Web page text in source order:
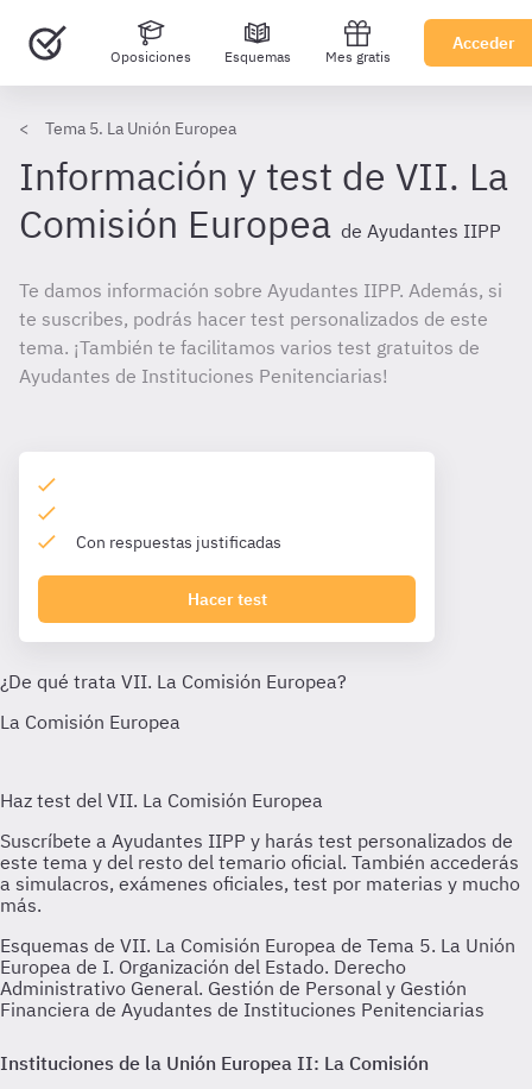
Oposiciones Esquemas Mes gratis
Acceder
Tema 5. La Unión Europea
Información y test de VII. La
Comisión Europea de Ayudantes IIPP
Te damos información sobre Ayudantes IIPP. Además, si
te suscribes, podrás hacer test personalizados de este
tema. ¡También te facilitamos varios test gratuitos de
Ayudantes de Instituciones Penitenciarias!
Con respuestas justificadas
Hacer test
Esquemas de VII. La Comisión Europea de Tema 5. La Unión
Europea de I. Organización del Estado. Derecho
Administrativo General. Gestión de Personal y Gestión
Financiera de Ayudantes de Instituciones Penitenciarias
Instituciones de la Unión Europea II: La Comisión